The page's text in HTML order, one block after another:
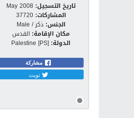
تاريخ التسجيل: May 2008
المشاركات: 37720
الجنس: ذكر / Male
مكان الإقامة: القدس
الدولة: Palestine [PS]
مشاركة
تويت